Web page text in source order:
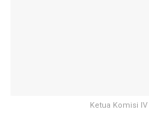
Ketua Komisi